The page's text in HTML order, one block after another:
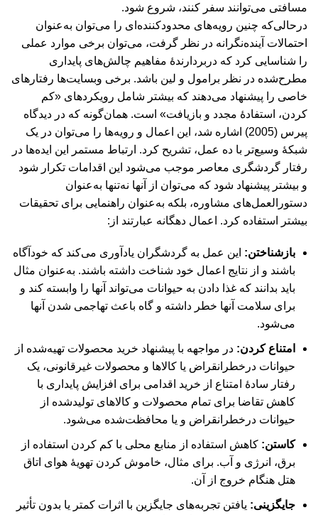
مسافتی می‌توانند سفر کنند، شروع شود.
درحالی‌که چنین رویه‌های محدودکننده‌ای را می‌توان به‌عنوان
احتمالات آینده‌نگرانه در نظر گرفت، می‌توان برخی موارد عملی
را شناسایی کرد که دربردارندۀ مفاهیم چالش‌های پایداری
مطرح‌شده در نظر برامول و لین باشد. برخی وبسایت‌ها رفتارهای
خاصی را پیشنهاد می‌دهند که بیشتر شامل رویکردهای «کم
کردن، استفادۀ مجدد و بازیافت» است. همان‌گونه که در دیدگاه
پیرس (2005) اشاره شد، این اعمال و رویه‌ها را می‌توان در یک
شبکۀ وسیع‌تر با ده عمل، تشریح کرد. ارتباط مستمر این ایده‌ها در
رفتار گردشگری معاصر موجب می‌شود این اقدامات تکرار شود
و بیشتر پیشنهاد شود که می‌توان از آنها نه‌تنها به‌عنوان
دستورالعمل‌های مشاوره، بلکه به‌عنوان راهنمایی برای تحقیقات
بیشتر استفاده کرد. اعمال دهگانه عبارتند از:
بازشناختن: این عمل به گردشگران یادآوری می‌کند که خودآگاه
باشند و از نتایج اعمال خود شناخت داشته باشند. به‌عنوان مثال
باید بدانند که غذا دادن به حیوانات می‌تواند آنها را وابسته کند و
برای سلامت آنها خطر داشته و گاه باعث تهاجمی شدن آنها
می‌شود.
امتناع کردن: در مواجهه با پیشنهاد خرید محصولات تهیه‌شده از
حیوانات درخطرانقراض یا کالاها و محصولات غیرقانونی، یک
رفتار سادۀ امتناع از خرید اقدامی برای افزایش پایداری با
کاهش تقاضا برای تمام محصولات و کالاهای تولیدشده از
حیوانات درخطرانقراض و یا محافظت‌شده می‌شود.
کاستن: کاهش استفاده از منابع محلی با کم کردن استفاده از
برق، انرژی و آب. برای مثال، خاموش کردن تهویۀ هوای اتاق
هتل هنگام خروج از آن.
جایگزینی: یافتن تجربه‌های جایگزین با اثرات کمتر یا بدون تأثیر